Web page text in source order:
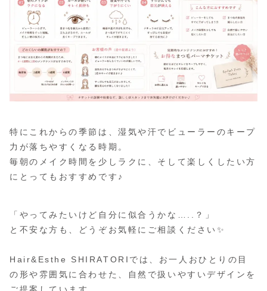
特にこれからの季節は、湿気や汗でビューラーのキープ
力が落ちやすくなる時期。
毎朝のメイク時間を少しラクに、そして楽しくしたい方
にとってもおすすめです♪
「やってみたいけど自分に似合うかな…..？」
と不安な方も、どうぞお気軽にご相談ください✨
Hair&Esthe SHIRATORIでは、お一人おひとりの目
の形や雰囲気に合わせた、自然で扱いやすいデザインを